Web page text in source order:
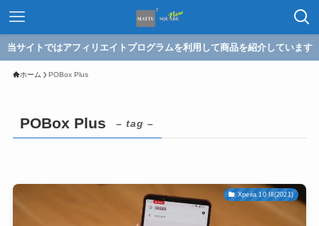
当サイトではアフィリエイトプログラムを利用して商品を紹介しています
ホーム POBox Plus
POBox Plus – tag –
Xperia 10 III(2021)